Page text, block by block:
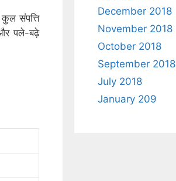
संपत्ति
पले-बढ़े
December 2018
November 2018
October 2018
September 2018
July 2018
January 209